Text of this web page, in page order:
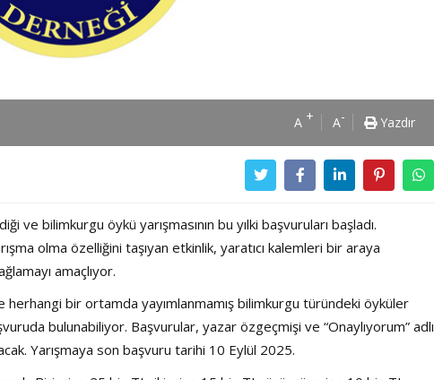
A + A- Yazdır
ve bilimkurgu öykü yarışmasının bu yılki başvuruları başladı.
olma özelliğini taşıyan etkinlik, yaratıcı kalemleri bir araya
amaçlıyor.
herhangi bir ortamda yayımlanmamış bilimkurgu türündeki öyküler
bulunabiliyor. Başvurular, yazar özgeçmişi ve “Onaylıyorum” adlı
Yarışmaya son başvuru tarihi 10 Eylül 2025.